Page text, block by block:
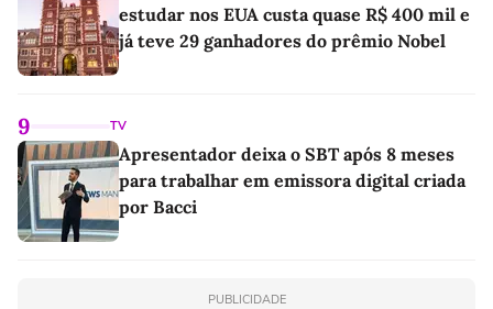
estudar nos EUA custa quase R$ 400 mil e
já teve 29 ganhadores do prêmio Nobel
9 TV
Apresentador deixa o SBT após 8 meses
para trabalhar em emissora digital criada
por Bacci
PUBLICIDADE